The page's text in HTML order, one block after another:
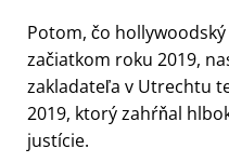
Potom, čo
začiatkom roku 2019,
zakladateľa v Utrechtu
2019, ktorý zahŕňal
justície.